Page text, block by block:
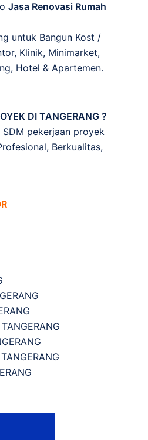
Jasa Renovasi Rumah
untuk Bangun Kost /
Klinik, Minimarket,
Hotel & Apartemen.
DI TANGERANG ?
pekerjaan proyek
Berkualitas,